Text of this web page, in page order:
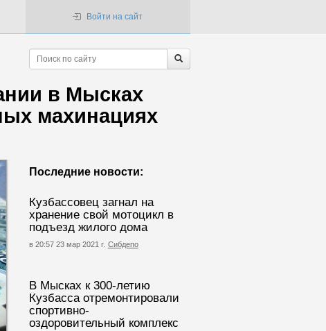
Войти на сайт
в Мысках
махинациях
Последние новости:
Кузбассовец загнал на
хранение свой мотоцикл в
подъезд жилого дома
в 20:57 23 мар 2021 г. Сибдепо
В Мысках к 300-летию
Кузбасса отремонтировали
спортивно-
оздоровительный комплекс